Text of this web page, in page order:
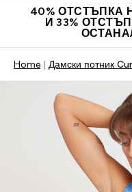
40% ОТСТЪПКА
И 33%
Home Дамски потник